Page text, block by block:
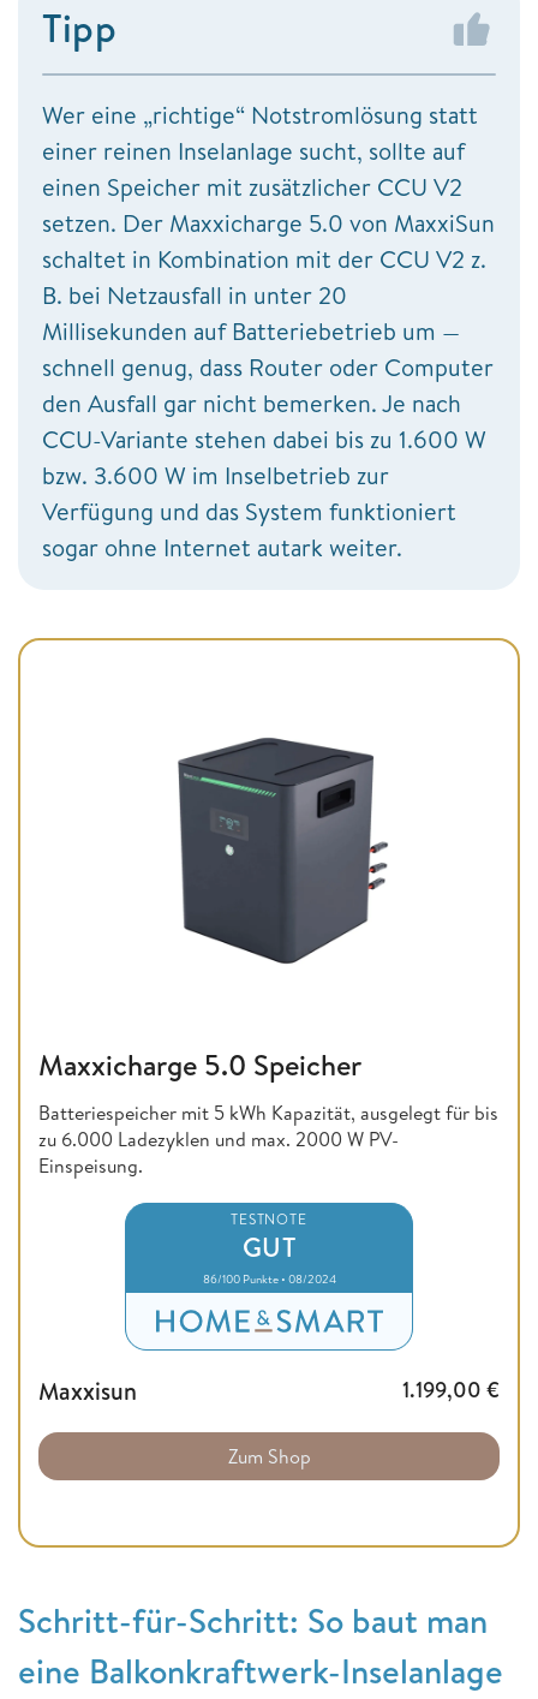
Tipp
Wer eine „richtige“ Notstromlösung statt
einer reinen Inselanlage sucht, sollte auf
einen Speicher mit zusätzlicher CCU V2
setzen. Der Maxxicharge 5.0 von MaxxiSun
schaltet in Kombination mit der CCU V2 z.
B. bei Netzausfall in unter 20
Millisekunden auf Batteriebetrieb um —
schnell genug, dass Router oder Computer
den Ausfall gar nicht bemerken. Je nach
CCU-Variante stehen dabei bis zu 1.600 W
bzw. 3.600 W im Inselbetrieb zur
Verfügung und das System funktioniert
sogar ohne Internet autark weiter.
Maxxicharge 5.0 Speicher
Batteriespeicher mit 5 kWh Kapazität, ausgelegt für bis
zu 6.000 Ladezyklen und max. 2000 W PV-
Einspeisung.
TESTNOTE
GUT
86/100 Punkte • 08/2024
Maxxisun 1.199,00 €
Zum Shop
Schritt-für-Schritt: So baut man
eine Balkonkraftwerk-Inselanlage